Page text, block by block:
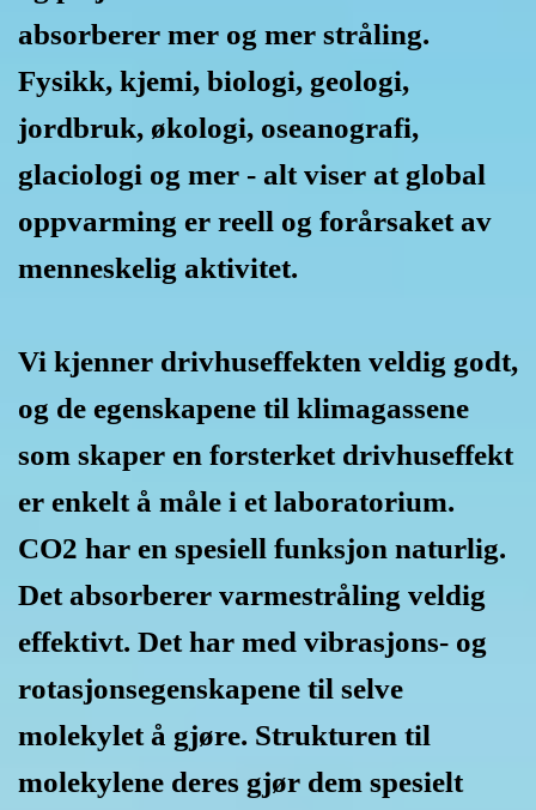
absorberer mer og mer stråling.
Fysikk, kjemi, biologi, geologi,
jordbruk, økologi, oseanografi,
glaciologi og mer - alt viser at global
oppvarming er reell og forårsaket av
menneskelig aktivitet.
Vi kjenner drivhuseffekten veldig godt,
og de egenskapene til klimagassene
som skaper en forsterket drivhuseffekt
er enkelt å måle i et laboratorium.
CO2 har en spesiell funksjon naturlig.
Det absorberer varmestråling veldig
effektivt. Det har med vibrasjons- og
rotasjonsegenskapene til selve
molekylet å gjøre. Strukturen til
molekylene deres gjør dem spesielt